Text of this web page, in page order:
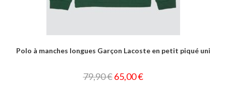
Polo à manches longues Garçon Lacoste en petit piqué uni
79,90€ 65,00€